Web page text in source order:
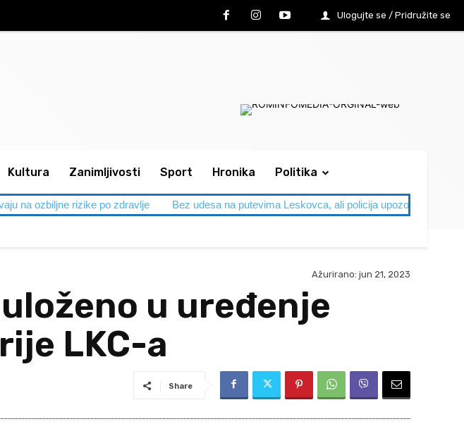
Ulogujte se / Pridružite se
Kultura Zanimljivosti Sport Hronika Politika
na ozbiljne rizike po zdravlje Bez udesa na putevima Leskovca, ali policija upozorava:
Ažurirano: jun 21, 2023
u uređenje
LKC-a
Share